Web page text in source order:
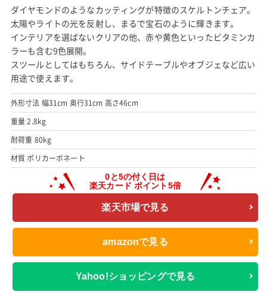
ダイヤモンドのようなカッティングが特徴のスケルトンチェア。
太陽やライトの光を反射し、まるで宝石のように輝きます。
インテリアを選ばないクリアの他、赤や黄色といったビタミンカ
ラーも含む9色展開。
スツールとしてはもちろん、サイドテーブルやオブジェなど広い
用途で使えます。
外形寸法 幅31cm 奥行31cm 高さ46cm
重量 2.8kg
耐荷重 80kg
材質 ポリカーボネート
楽天市場で見る
amazonで見る
Yahoo!ショッピングで見る